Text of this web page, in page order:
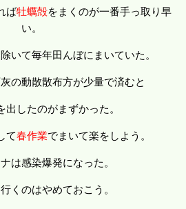
ば牡蠣殻をまくのが一番手っ取り早
い。
いて毎年田んぼにまいていた。
の動散散布方が少量で済むと
出したのがまずかった。
て春作業でまいて楽をしよう。
は感染爆発になった。
くのはやめておこう。